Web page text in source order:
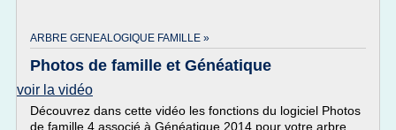
ARBRE GENEALOGIQUE FAMILLE »
Photos de famille et Généatique
voir la vidéo
Découvrez dans cette vidéo les fonctions du logiciel Photos
de famille 4 associé à Généatique 2014 pour votre arbre